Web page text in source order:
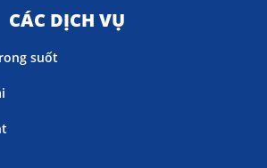
CÁC DỊCH VỤ
suốt